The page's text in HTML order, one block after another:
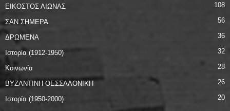
ΕΙΚΟΣΤΟΣ ΑΙΩΝΑΣ 108
ΣΑΝ ΣΗΜΕΡΑ 56
ΔΡΩΜΕΝΑ 36
Ιστορία (1912-1950) 32
Κοινωνία 28
ΒΥΖΑΝΤΙΝΗ ΘΕΣΣΑΛΟΝΙΚΗ 26
Ιστορία (1950-2000) 20